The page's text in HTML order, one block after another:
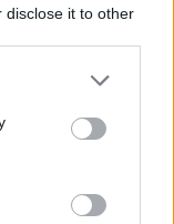
disclose it to other